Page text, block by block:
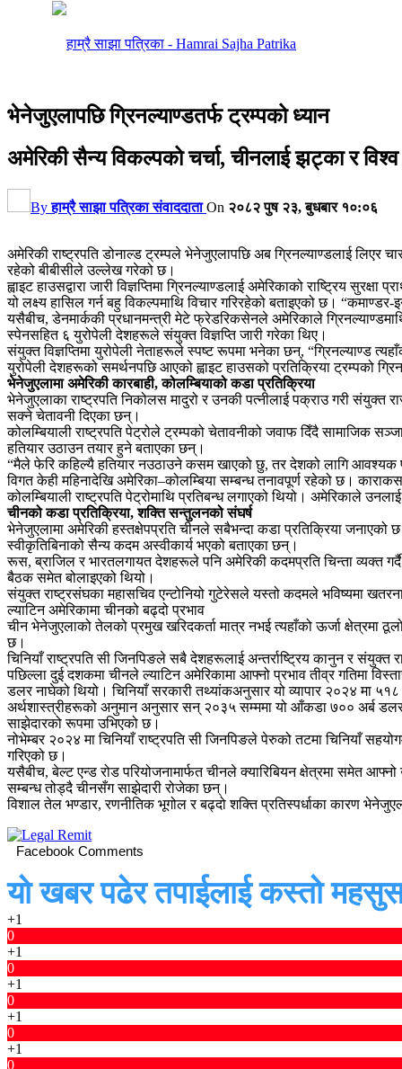
भेनेजुएलापछि ग्रिनल्याण्डतर्फ ट्रम्पको ध्यान
अमेरिकी सैन्य विकल्पको चर्चा, चीनलाई झट्का र विश्व
Byहाम्रै साझा पत्रिका संवाददाता On २०८२ पुष २३, बुधबार १०:०६
अमेरिकी राष्ट्रपति डोनाल्ड ट्रम्पले भेनेजुएलापछि अब ग्रिनल्याण्डलाई लिएर
रहेको बीबीसीले उल्लेख गरेको छ।
ह्वाइट हाउसद्वारा जारी विज्ञप्तिमा ग्रिनल्याण्डलाई अमेरिकाको राष्ट्रिय
यो लक्ष्य हासिल गर्न बहु विकल्पमाथि विचार गरिरहेको बताइएको छ।
यसैबीच, डेनमार्ककी प्रधानमन्त्री मेटे फ्रेडरिकसेनले अमेरिकाले
स्पेनसहित ६ युरोपेली देशहरूले संयुक्त विज्ञप्ति जारी गरेका थिए।
संयुक्त विज्ञप्तिमा युरोपेली नेताहरूले स्पष्ट रूपमा भनेका छन्, “ग्रिनल्याण्ड
युरोपेली देशहरूको समर्थनपछि आएको ह्वाइट हाउसको प्रतिक्रिया ट्रम्पको
भेनेजुएलामा अमेरिकी कारबाही, कोलम्बियाको कडा प्रतिक्रिया
भेनेजुएलाका राष्ट्रपति निकोलस मादुरो र उनकी पत्नीलाई पक्राउ गरी संयुक्त
सक्ने चेतावनी दिएका छन्।
कोलम्बियाली राष्ट्रपति पेट्रोले ट्रम्पको चेतावनीको जवाफ दिँदै सामाजिक
हतियार उठाउन तयार हुने बताएका छन्।
“मैले फेरि कहिल्यै हतियार नउठाउने कसम खाएको छु, तर देशको लागि आवश्यक
विगत केही महिनादेखि अमेरिका–कोलम्बिया सम्बन्ध तनावपूर्ण रहेको छ।
कोलम्बियाली राष्ट्रपति पेट्रोमाथि प्रतिबन्ध लगाएको थियो। अमेरिकाले
चीनको कडा प्रतिक्रिया, शक्ति सन्तुलनको संघर्ष
भेनेजुएलामा अमेरिकी हस्तक्षेपप्रति चीनले सबैभन्दा कडा प्रतिक्रिया जनाएको
स्वीकृतिबिनाको सैन्य कदम अस्वीकार्य भएको बताएका छन्।
रूस, ब्राजिल र भारतलगायत देशहरूले पनि अमेरिकी कदमप्रति चिन्ता व्यक्त
बैठक समेत बोलाइएको थियो।
संयुक्त राष्ट्रसंघका महासचिव एन्टोनियो गुटेरेसले यस्तो कदमले भविष्यमा
ल्याटिन अमेरिकामा चीनको बढ्दो प्रभाव
चीन भेनेजुएलाको तेलको प्रमुख खरिदकर्ता मात्र नभई त्यहाँको ऊर्जा क्षेत्रमा
छ।
चिनियाँ राष्ट्रपति सी जिनपिङले सबै देशहरूलाई अन्तर्राष्ट्रिय कानुन र संयुक्त
पछिल्ला दुई दशकमा चीनले ल्याटिन अमेरिकामा आफ्नो प्रभाव तीव्र गतिमा
डलर नाघेको थियो। चिनियाँ सरकारी तथ्यांकअनुसार यो व्यापार २०२४ मा
अर्थशास्त्रीहरूको अनुमान अनुसार सन् २०३५ सम्ममा यो आँकडा ७०० अर्ब
साझेदारको रूपमा उभिएको छ।
नोभेम्बर २०२४ मा चिनियाँ राष्ट्रपति सी जिनपिङले पेरुको तटमा चिनियाँ
गरिएको छ।
यसैबीच, बेल्ट एन्ड रोड परियोजनामार्फत चीनले क्यारिबियन क्षेत्रमा समेत
सम्बन्ध तोड्दै चीनसँग साझेदारी रोजेका छन्।
विशाल तेल भण्डार, रणनीतिक भूगोल र बढ्दो शक्ति प्रतिस्पर्धाका कारण
Facebook Comments
यो खबर पढेर तपाईलाई कस्तो
+1
0
+1
0
+1
0
+1
0
+1
0